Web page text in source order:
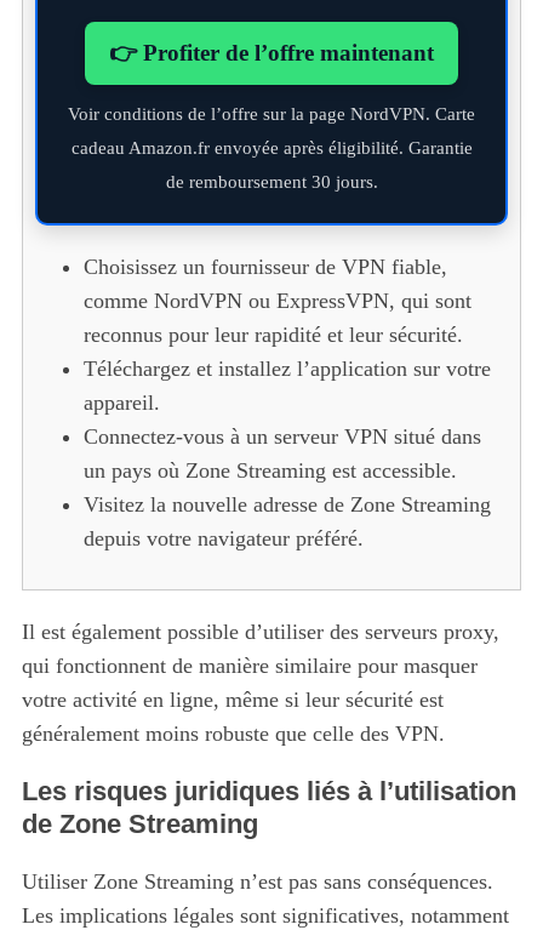
👉 Profiter de l’offre maintenant
Voir conditions de l’offre sur la page NordVPN. Carte
cadeau Amazon.fr envoyée après éligibilité. Garantie
de remboursement 30 jours.
Choisissez un fournisseur de VPN fiable,
comme NordVPN ou ExpressVPN, qui sont
reconnus pour leur rapidité et leur sécurité.
Téléchargez et installez l’application sur votre
appareil.
Connectez-vous à un serveur VPN situé dans
un pays où Zone Streaming est accessible.
Visitez la nouvelle adresse de Zone Streaming
depuis votre navigateur préféré.
Il est également possible d’utiliser des serveurs proxy,
qui fonctionnent de manière similaire pour masquer
votre activité en ligne, même si leur sécurité est
généralement moins robuste que celle des VPN.
Les risques juridiques liés à l’utilisation
de Zone Streaming
Utiliser Zone Streaming n’est pas sans conséquences.
Les implications légales sont significatives, notamment